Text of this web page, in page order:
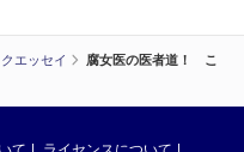
エッセイ
腐女医の医者道！ こ